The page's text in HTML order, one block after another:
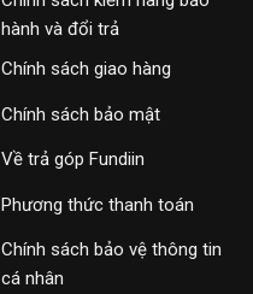
hành và đổi trả
Chính sách giao hàng
Chính sách bảo mật
Về trả góp Fundiin
Phương thức thanh toán
Chính sách bảo vệ thông tin
cá nhân